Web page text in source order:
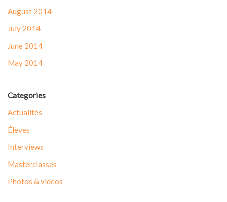
August 2014
July 2014
June 2014
May 2014
Categories
Actualités
Élèves
Interviews
Masterclasses
Photos & vidéos